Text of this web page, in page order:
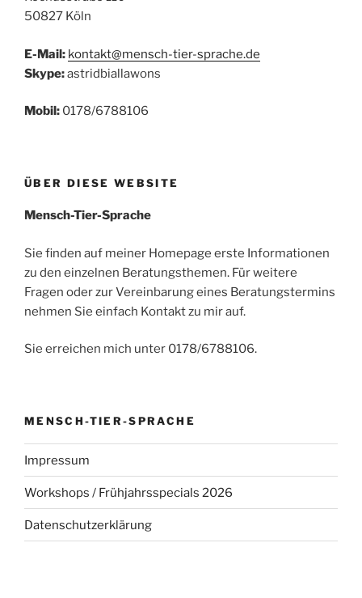
50827 Köln
E-Mail: kontakt@mensch-tier-sprache.de
Skype:astridbiallawons
Mobil: 0178/6788106
ÜBER DIESE WEBSITE
Mensch-Tier-Sprache
Sie finden auf meiner Homepage erste Informationen
zu den einzelnen Beratungsthemen. Für weitere
Fragen oder zur Vereinbarung eines Beratungstermins
nehmen Sie einfach Kontakt zu mir auf.
Sie erreichen mich unter 0178/6788106.
MENSCH-TIER-SPRACHE
Impressum
Workshops / Frühjahrsspecials 2026
Datenschutzerklärung